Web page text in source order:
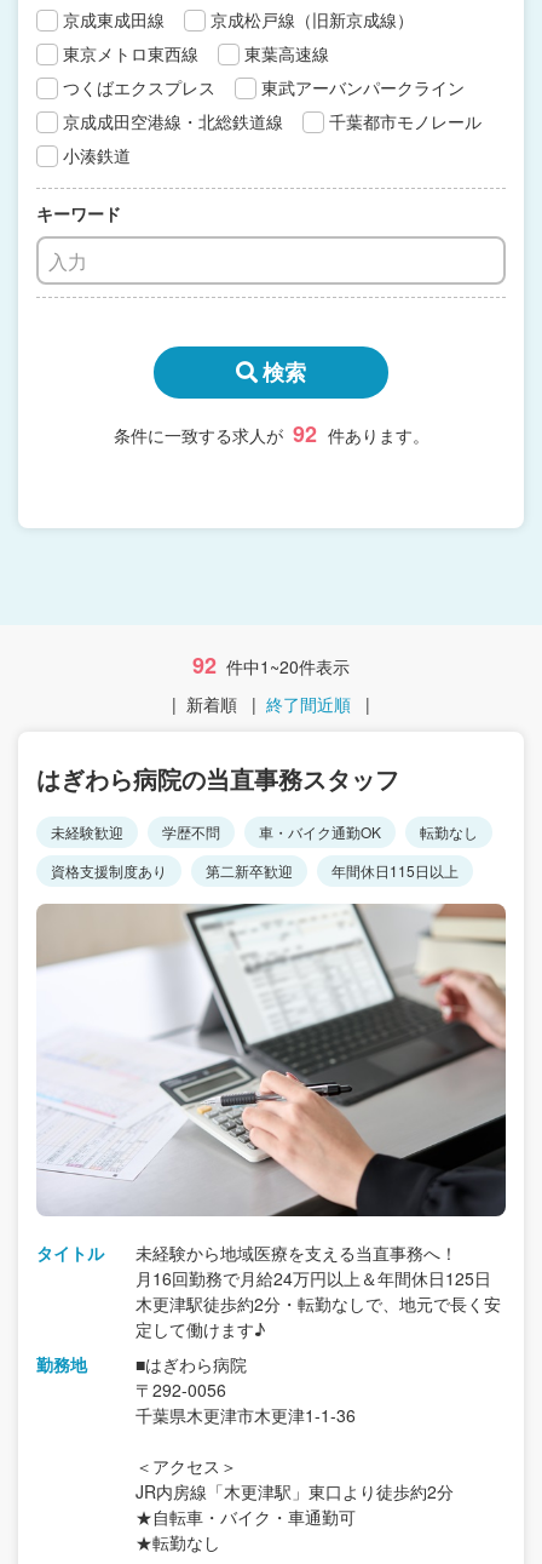
京成東成田線
京成松戸線（旧新京成線）
東京メトロ東西線
東葉高速線
つくばエクスプレス
東武アーバンパークライン
京成成田空港線・北総鉄道線
千葉都市モノレール
小湊鉄道
キーワード
検索
条件に一致する求人が 92 件あります。
92 件中1~20件表示
| 新着順 | 終了間近順 |
はぎわら病院の当直事務スタッフ
未経験歓迎 学歴不問 車・バイク通勤OK
転勤なし
資格支援制度あり
第二新卒歓迎 年間休日115日以上
タイトル
未経験から地域医療を支える当直事務へ！
月16回勤務で月給24万円以上＆年間休日125日
木更津駅徒歩約2分・転勤なしで、地元で長く安
定して働けます♪
勤務地
■はぎわら病院
〒292-0056
千葉県木更津市木更津1-1-36
＜アクセス＞
JR内房線「木更津駅」東口より徒歩約2分
★自転車・バイク・車通勤可
★転勤なし